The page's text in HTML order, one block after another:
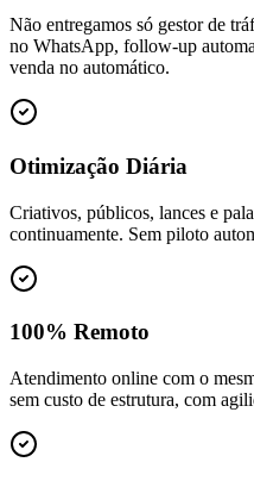
Não entregamos só gestor de
no WhatsApp, follow-up
venda no automático.
Otimização Diária
Criativos, públicos, lances e
continuamente. Sem piloto
100% Remoto
Atendimento online com o
sem custo de estrutura, com